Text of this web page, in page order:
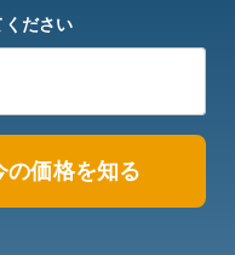
ください
の価格を知る